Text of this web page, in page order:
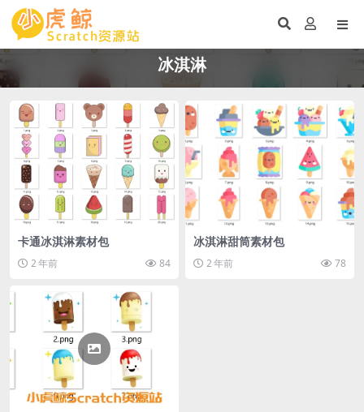
冰淇淋
卡通冰淇淋素材包
2 年前 84
冰淇淋甜筒素材包
2 年前 78